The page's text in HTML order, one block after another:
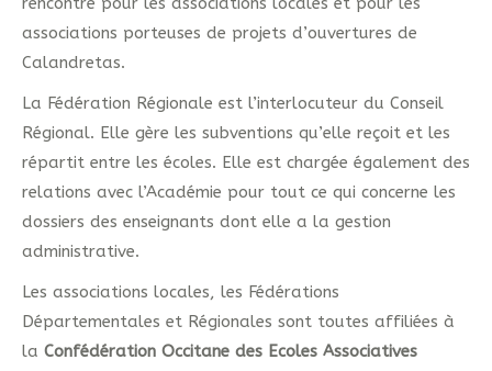
associations porteuses de projets d’ouvertures de
Calandretas.
La Fédération Régionale est l’interlocuteur du Conseil
Régional. Elle gère les subventions qu’elle reçoit et les
répartit entre les écoles. Elle est chargée également des
relations avec l’Académie pour tout ce qui concerne les
dossiers des enseignants dont elle a la gestion
administrative.
Les associations locales, les Fédérations
Départementales et Régionales sont toutes affiliées à
la Confédération Occitane des Ecoles Associatives